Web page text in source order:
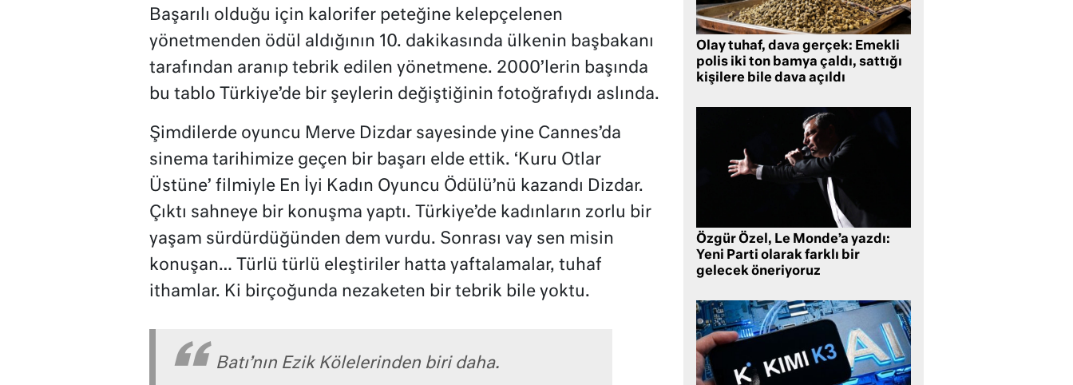
Başarılı olduğu için kalorifer peteğine kelepçelenen
yönetmenden ödül aldığının 10. dakikasında ülkenin başbakanı
tarafından aranıp tebrik edilen yönetmene. 2000’lerin başında
bu tablo Türkiye’de bir şeylerin değiştiğinin fotoğrafıydı aslında.
Şimdilerde oyuncu Merve Dizdar sayesinde yine Cannes’da
sinema tarihimize geçen bir başarı elde ettik. ‘Kuru Otlar
Üstüne’ filmiyle En İyi Kadın Oyuncu Ödülü’nü kazandı Dizdar.
Çıktı sahneye bir konuşma yaptı. Türkiye’de kadınların zorlu bir
yaşam sürdürdüğünden dem vurdu. Sonrası vay sen misin
konuşan… Türlü türlü eleştiriler hatta yaftalamalar, tuhaf
ithamlar. Ki birçoğunda nezaketen bir tebrik bile yoktu.
Batı’nın Ezik Kölelerinden biri daha.
Olay tuhaf, dava gerçek: Emekli
polis iki ton bamya çaldı, sattığı
kişilere bile dava açıldı
Özgür Özel, Le Monde’a yazdı:
Yeni Parti olarak farklı bir
gelecek öneriyoruz